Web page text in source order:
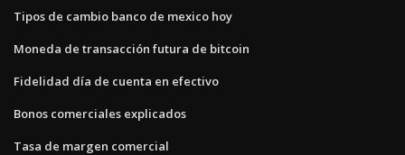
Tipos de cambio banco de mexico hoy
Moneda de transacción futura de bitcoin
Fidelidad día de cuenta en efectivo
Bonos comerciales explicados
Tasa de margen comercial